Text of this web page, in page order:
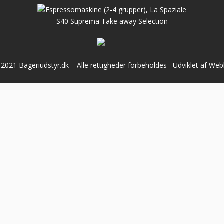
Bageriudstyr.dk – Alle rettigheder forbeholdes– Udviklet af